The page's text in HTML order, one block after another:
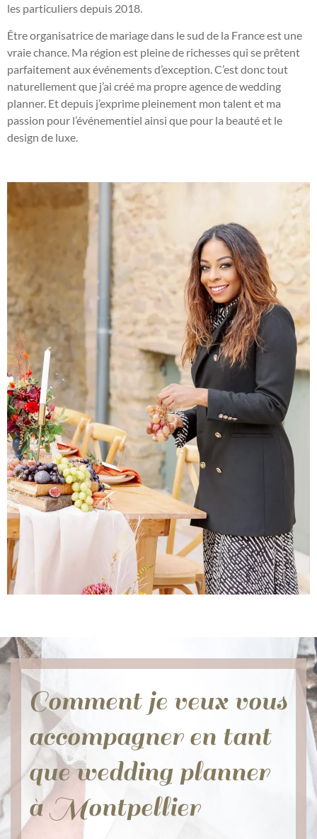
les particuliers depuis 2018.
Être organisatrice de mariage dans le sud de la France est une
vraie chance. Ma région est pleine de richesses qui se prêtent
parfaitement aux événements d’exception. C’est donc tout
naturellement que j’ai créé ma propre agence de wedding
planner. Et depuis j’exprime pleinement mon talent et ma
passion pour l’événementiel ainsi que pour la beauté et le
design de luxe.
Comment je veux vous
accompagner en tant
que wedding planner
à Montpellier